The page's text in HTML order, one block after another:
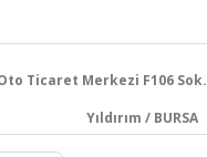
Ticaret Merkezi F106 Sok.
/ BURSA